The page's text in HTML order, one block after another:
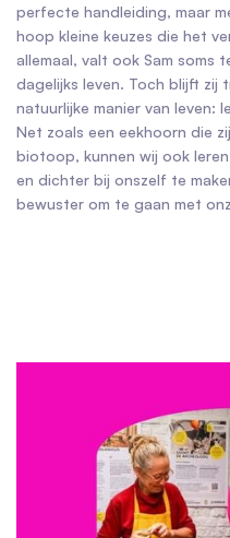
perfecte handleiding, maar
hoop kleine keuzes die het
allemaal, valt ook Sam soms
dagelijks leven. Toch blijft zij
natuurlijke manier van leven:
Net zoals een eekhoorn die
biotoop, kunnen wij ook
en dichter bij onszelf te
bewuster om te gaan met